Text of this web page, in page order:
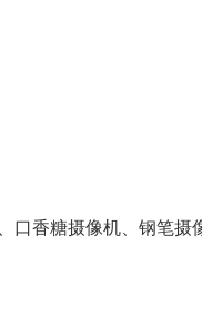
口香糖摄像机、钢笔摄